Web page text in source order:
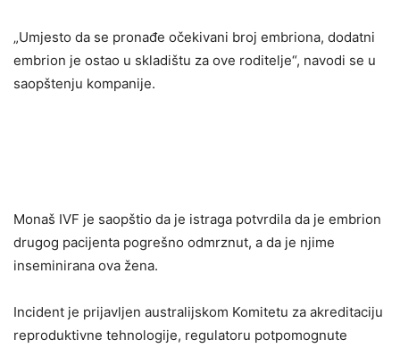
„Umjesto da se pronađe očekivani broj embriona, dodatni
embrion je ostao u skladištu za ove roditelje“, navodi se u
saopštenju kompanije.
Monaš IVF je saopštio da je istraga potvrdila da je embrion
drugog pacijenta pogrešno odmrznut, a da je njime
inseminirana ova žena.
Incident je prijavljen australijskom Komitetu za akreditaciju
reproduktivne tehnologije, regulatoru potpomognute